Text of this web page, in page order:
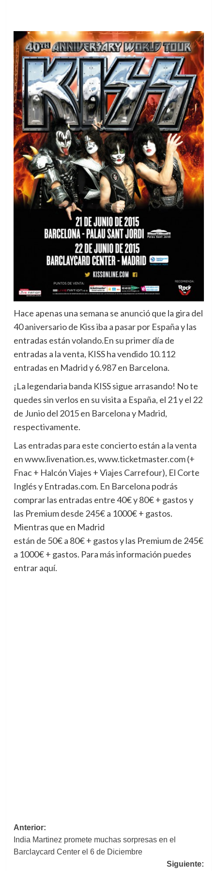
Hace apenas una semana se anunció que la gira del
40 aniversario de Kiss iba a pasar por España y las
entradas están volando.En su primer día de
entradas a la venta, KISS ha vendido 10.112
entradas en Madrid y 6.987 en Barcelona.
¡La legendaria banda KISS sigue arrasando! No te
quedes sin verlos en su visita a España, el 21 y el 22
de Junio del 2015 en Barcelona y Madrid,
respectivamente.
Las entradas para este concierto están a la venta
en www.livenation.es, www.ticketmaster.com (+
Fnac + Halcón Viajes + Viajes Carrefour), El Corte
Inglés y Entradas.com. En Barcelona podrás
comprar las entradas entre 40€ y 80€ + gastos y
las Premium desde 245€ a 1000€ + gastos.
Mientras que en Madrid
están de 50€ a 80€ + gastos y las Premium de 245€
a 1000€ + gastos. Para más información puedes
entrar aquí.
Navegación
de
entradas
Anterior:
India Martinez promete muchas sorpresas en el
Barclaycard Center el 6 de Diciembre
Siguiente: